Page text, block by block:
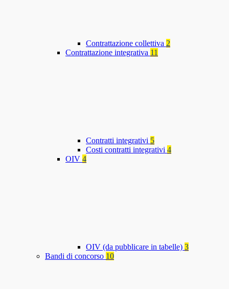
Contrattazione collettiva 2
Contrattazione integrativa 11
Contratti integrativi 5
Costi contratti integrativi 4
OIV 4
OIV (da pubblicare in tabelle) 3
Bandi di concorso 10